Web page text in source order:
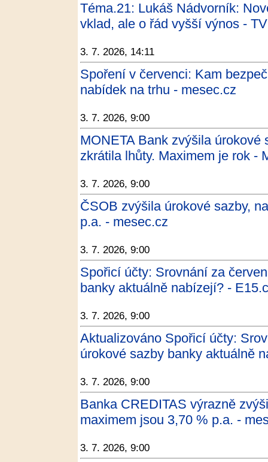
Téma.21: Lukáš Nádvorník:
vklad, ale o řád vyšší výnos -
3. 7. 2026, 14:11
Spoření v červenci: Kam
nabídek na trhu - mesec.cz
3. 7. 2026, 9:00
MONETA Bank zvýšila
zkrátila lhůty. Maximem je rok -
3. 7. 2026, 9:00
ČSOB zvýšila úrokové sazby,
p.a. - mesec.cz
3. 7. 2026, 9:00
Spořicí účty: Srovnání za
banky aktuálně nabízejí? -
3. 7. 2026, 9:00
Aktualizováno Spořicí účty:
úrokové sazby banky aktuálně
3. 7. 2026, 9:00
Banka CREDITAS výrazně
maximem jsou 3,70 % p.a. -
3. 7. 2026, 9:00